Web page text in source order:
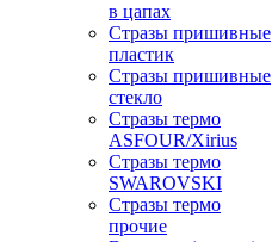
в цапах
Стразы пришивные
пластик
Стразы пришивные
стекло
Стразы термо
ASFOUR/Xirius
Стразы термо
SWAROVSKI
Стразы термо
прочие